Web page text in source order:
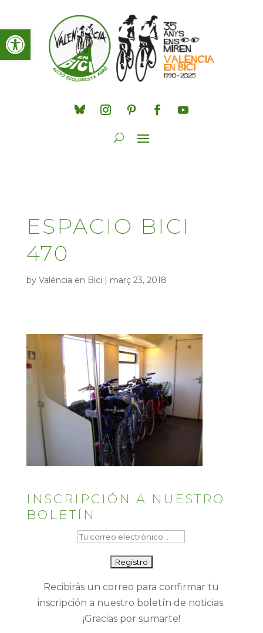
Obre la barra d'eines
ESPACIO BICI
470
by València en Bici | març 23, 2018
INSCRIPCIÓN A NUESTRO
BOLETÍN
Recibirás un correo para confirmar tu
inscripción a nuestro boletín de noticias.
¡Gracias por sumarte!